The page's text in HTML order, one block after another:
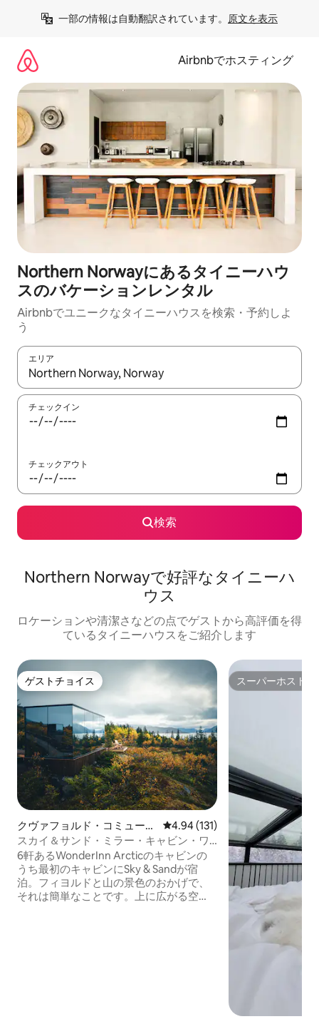
一部の情報は自動翻訳されています。 原文を表示
Airbnbでホスティング
Northern Norwayにあるタイニーハウ
スのバケーションレンタル
Airbnbでユニークなタイニーハウスを検索・予約しよ
う
エリア
検索結果が表示されたら、上下の矢印キーを使って移動するか
チェックイン
チェックアウト
検索
Northern Norwayで好評なタイニーハ
ウス
ロケーションや清潔さなどの点でゲストから高評価を得
ているタイニーハウスをご紹介します
ゲストチョイス
ゲストチョイス
クヴァフョルド・コミューン
のタイニーハウス
レビュー131件、5つ星中4.94つ
4.94 (131)
スカイ＆サンド・ミラー・キャビン・ワ
ンダーイン・アークティック
6軒あるWonderInn Arcticのキャビンの
うち最初のキャビンにSky & Sandが宿
泊。フィヨルドと山の景色のおかげで、
それは簡単なことです。上に広がる空
スーパーホスト
スーパーホスト